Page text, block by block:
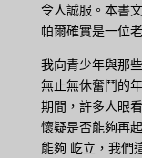
令人誠服。本書
帕爾確實是一位
我向青少年與那
無止無休奮鬥的
期間，許多人眼
懷疑是否能夠再
能夠 屹立，我們